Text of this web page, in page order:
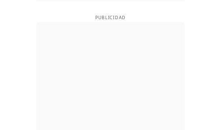
PUBLICIDAD